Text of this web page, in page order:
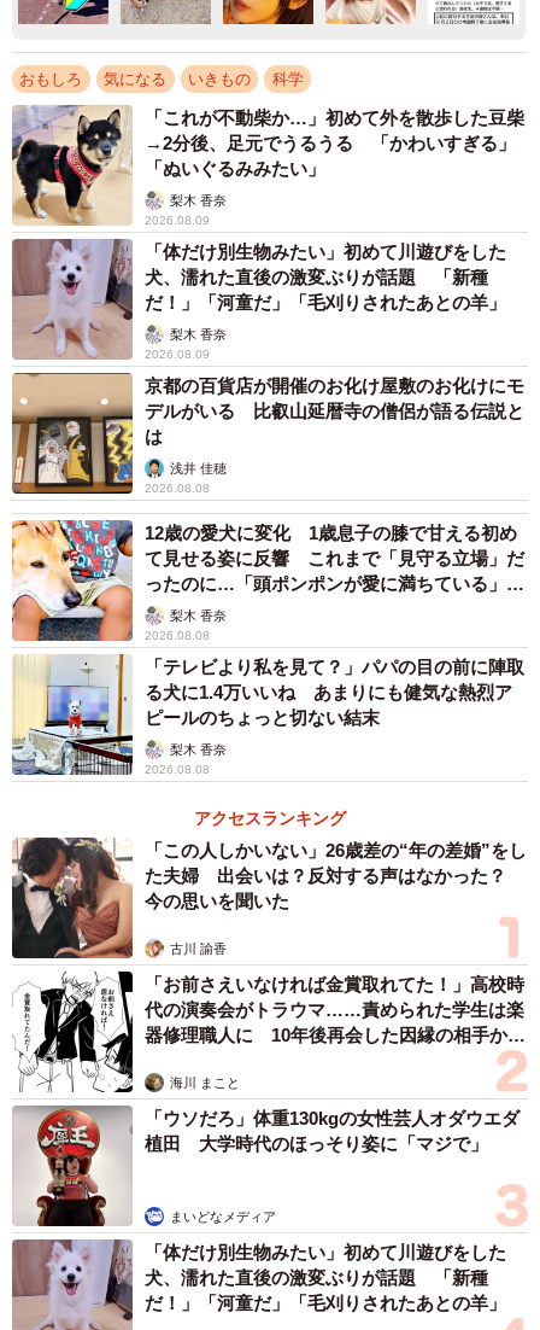
おもしろ 気になる いきもの 科学
「これが不動柴か…」初めて外を散歩した豆柴
→2分後、足元でうるうる 「かわいすぎる」
「ぬいぐるみみたい」
梨木 香奈
2026.08.09
「体だけ別生物みたい」初めて川遊びをした
犬、濡れた直後の激変ぶりが話題 「新種
だ！」「河童だ」「毛刈りされたあとの羊」
梨木 香奈
2026.08.09
京都の百貨店が開催のお化け屋敷のお化けにモ
デルがいる 比叡山延暦寺の僧侶が語る伝説と
は
浅井 佳穂
2026.08.08
12歳の愛犬に変化 1歳息子の膝で甘える初め
て見せる姿に反響 これまで「見守る立場」だ
ったのに…「頭ポンポンが愛に満ちている」
「尊…」
梨木 香奈
2026.08.08
「テレビより私を見て？」パパの目の前に陣取
る犬に1.4万いいね あまりにも健気な熱烈ア
ピールのちょっと切ない結末
梨木 香奈
2026.08.08
アクセスランキング
「この人しかいない」26歳差の“年の差婚”をし
た夫婦 出会いは？反対する声はなかった？
今の思いを聞いた
古川 諭香
「お前さえいなければ金賞取れてた！」高校時
代の演奏会がトラウマ……責められた学生は楽
器修理職人に 10年後再会した因縁の相手から
海川 まこと
「ウソだろ」体重130kgの女性芸人オダウエダ
植田 大学時代のほっそり姿に「マジで」
まいどなメディア
「体だけ別生物みたい」初めて川遊びをした
犬、濡れた直後の激変ぶりが話題 「新種
だ！」「河童だ」「毛刈りされたあとの羊」